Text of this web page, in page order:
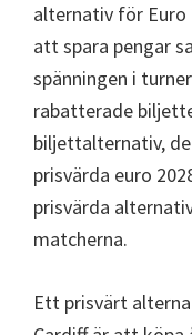
alternativ för Euro
att spara pengar
spänningen i
rabatterade
biljettalternativ,
prisvärda euro
prisvärda
matcherna.
Ett prisvärt